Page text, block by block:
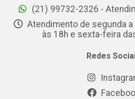
(21) 99732-2326 -
Atendimento de segunda
às 18h e sexta-feira
Redes